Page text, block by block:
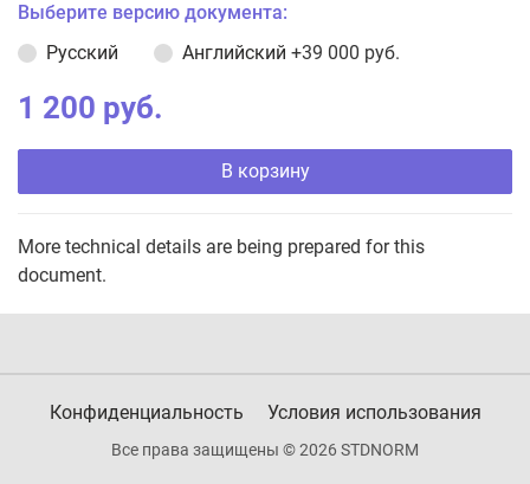
Выберите версию документа:
Русский
Английский +39 000 руб.
1 200 руб.
В корзину
More technical details are being prepared for this
document.
Конфиденциальность Условия использования
Все права защищены © 2026 STDNORM